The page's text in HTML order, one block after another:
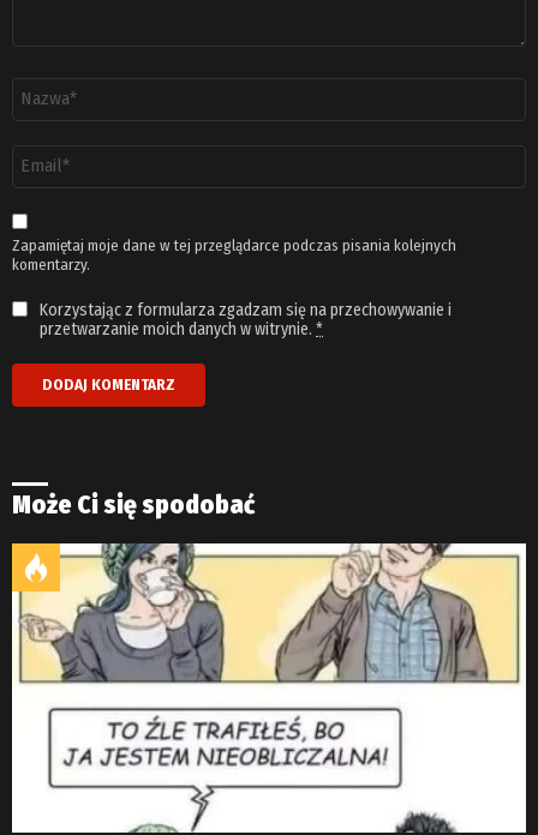
email
*
Zapamiętaj moje dane w tej przeglądarce podczas pisania kolejnych
komentarzy.
Korzystając z formularza zgadzam się na przechowywanie i
przetwarzanie moich danych w witrynie. *
Może Ci się spodobać